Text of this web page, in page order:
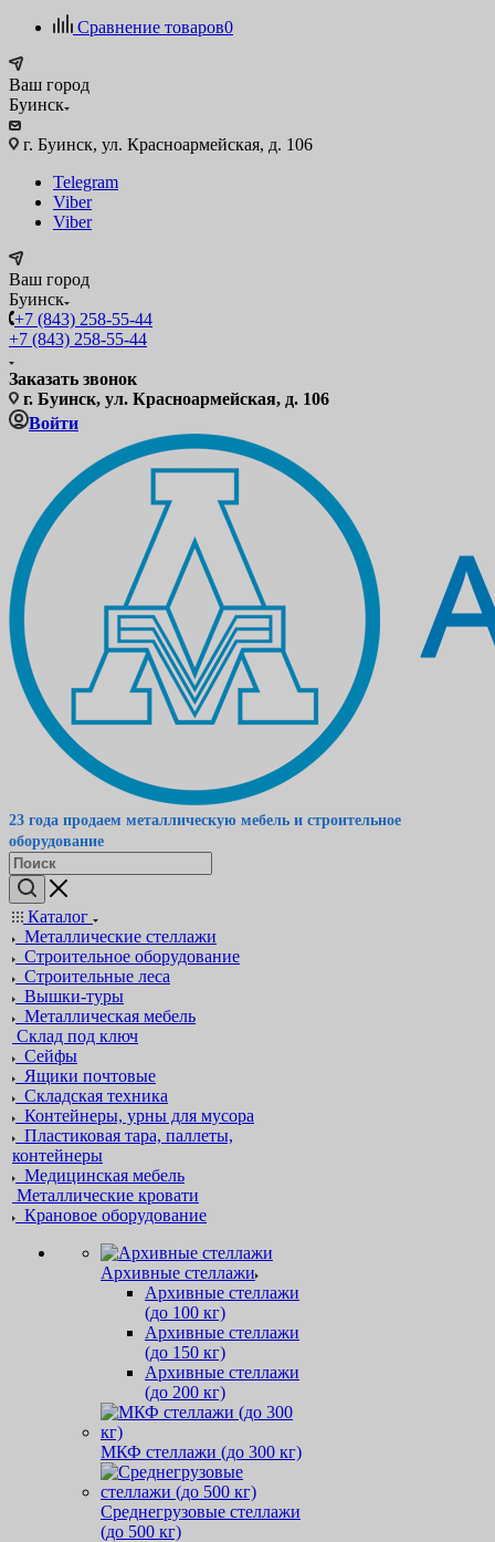
Сравнение товаров0
Ваш город
Буинск
г. Буинск, ул. Красноармейская, д. 106
Telegram
Viber
Viber
Ваш город
Буинск
+7 (843) 258-55-44
+7 (843) 258-55-44
Заказать звонок
г. Буинск, ул. Красноармейская, д. 106
Войти
23 года продаем металлическую мебель и строительное
оборудование
Каталог
Металлические стеллажи
Строительное оборудование
Строительные леса
Вышки-туры
Металлическая мебель
Склад под ключ
Сейфы
Ящики почтовые
Складская техника
Контейнеры, урны для мусора
Пластиковая тара, паллеты,
контейнеры
Медицинская мебель
Металлические кровати
Крановое оборудование
Архивные стеллажи
Архивные стеллажи
(до 100 кг)
Архивные стеллажи
(до 150 кг)
Архивные стеллажи
(до 200 кг)
МКФ стеллажи (до 300 кг)
Среднегрузовые стеллажи
(до 500 кг)